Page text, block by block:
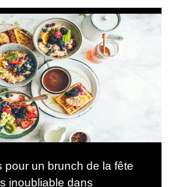
pour un brunch de la fête
inoubliable dans